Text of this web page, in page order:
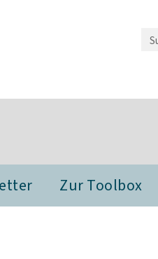
Zur Toolbox